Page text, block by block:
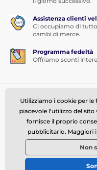
Assistenza clienti
Ci occupiamo di
cambi di merce.
Programma fedeltà
Offriamo sconti
Hai bisogno di aiuto?
Il servizio clienti è
info@momanio.it
Utilizziamo i cookie per le
piacevole l'utilizzo del
fornisce il proprio
pubblicitario. Maggiori
Non